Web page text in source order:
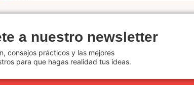
a nuestro newsletter
consejos prácticos y las mejores
para que hagas realidad tus ideas.